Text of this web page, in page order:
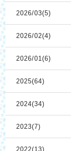
2026/03(5)
2026/02(4)
2026/01(6)
2025(64)
2024(34)
2023(7)
2022(13)